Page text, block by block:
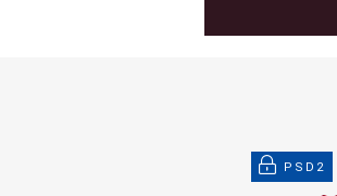
PSD2